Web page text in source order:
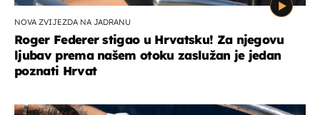
NOVA ZVIJEZDA NA JADRANU
Roger Federer stigao u Hrvatsku! Za njegovu
ljubav prema našem otoku zaslužan je jedan
poznati Hrvat